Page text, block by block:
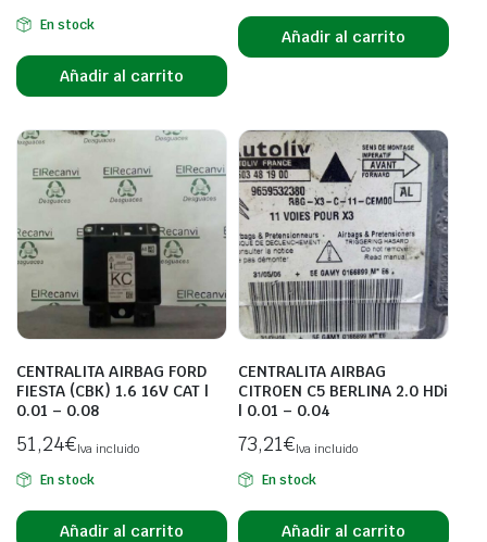
En stock
Añadir al carrito
Añadir al carrito
CENTRALITA AIRBAG FORD
FIESTA (CBK) 1.6 16V CAT |
0.01 – 0.08
51,24€Iva incluido
En stock
Añadir al carrito
CENTRALITA AIRBAG
CITROEN C5 BERLINA 2.0 HDi
| 0.01 – 0.04
73,21€Iva incluido
En stock
Añadir al carrito